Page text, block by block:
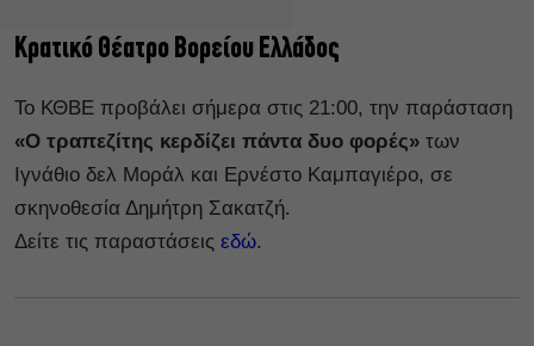
Κρατικό Θέατρο Βορείου Ελλάδος
Το ΚΘΒΕ προβάλει σήμερα στις 21:00, την παράσταση
«Ο τραπεζίτης κερδίζει πάντα δυο φορές» των
Ιγνάθιο δελ Μοράλ και Ερνέστο Καμπαγιέρο, σε
σκηνοθεσία Δημήτρη Σακατζή.
Δείτε τις παραστάσεις εδώ.